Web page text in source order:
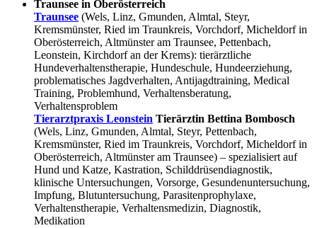
Traunsee in Oberösterreich
Traunsee (Wels, Linz, Gmunden, Almtal, Steyr,
Kremsmünster, Ried im Traunkreis, Vorchdorf, Micheldorf in
Oberösterreich, Altmünster am Traunsee, Pettenbach,
Leonstein, Kirchdorf an der Krems): tierärztliche
Hundeverhaltenstherapie, Hundeschule, Hundeerziehung,
problematisches Jagdverhalten, Antijagdtraining, Medical
Training, Problemhund, Verhaltensberatung,
Verhaltensproblem
Tierarztpraxis Leonstein Tierärztin Bettina Bombosch
(Wels, Linz, Gmunden, Almtal, Steyr, Pettenbach,
Kremsmünster, Ried im Traunkreis, Vorchdorf, Micheldorf in
Oberösterreich, Altmünster am Traunsee) – spezialisiert auf
Hund und Katze, Kastration, Schilddrüsendiagnostik,
klinische Untersuchungen, Vorsorge, Gesundenuntersuchung,
Impfung, Blutuntersuchung, Parasitenprophylaxe,
Verhaltenstherapie, Verhaltensmedizin, Diagnostik,
Medikation